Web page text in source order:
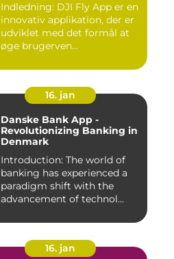
Indledning: DJI Fly App er en
innovativ applikation, der er
udviklet med det formål at
øge brugerven...
16. jan
Danske Bank App -
Revolutionizing Banking in
Denmark
Introduction: The world of
banking has experienced a
paradigm shift with the
advancement of technol...
16. jan